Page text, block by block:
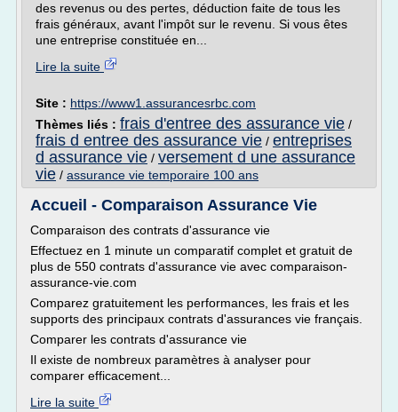
des revenus ou des pertes, déduction faite de tous les
frais généraux, avant l'impôt sur le revenu. Si vous êtes
une entreprise constituée en...
Lire la suite
Site : https://www1.assurancesrbc.com
Thèmes liés : frais d'entree des assurance vie /
frais d entree des assurance vie / entreprises
d assurance vie / versement d une assurance
vie / assurance vie temporaire 100 ans
Accueil - Comparaison Assurance Vie
Comparaison des contrats d'assurance vie
Effectuez en 1 minute un comparatif complet et gratuit de
plus de 550 contrats d'assurance vie avec comparaison-
assurance-vie.com
Comparez gratuitement les performances, les frais et les
supports des principaux contrats d'assurances vie français.
Comparer les contrats d'assurance vie
Il existe de nombreux paramètres à analyser pour
comparer efficacement...
Lire la suite